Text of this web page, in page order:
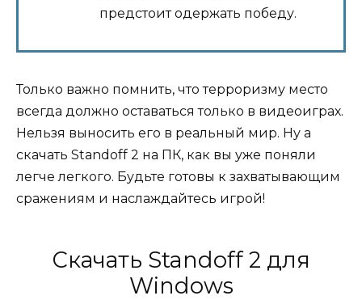
предстоит одержать победу.
Только важно помнить, что терроризму место
всегда должно оставаться только в видеоиграх.
Нельзя выносить его в реальный мир. Ну а
скачать Standoff 2 на ПК, как вы уже поняли
легче легкого. Будьте готовы к захватывающим
сражениям и наслаждайтесь игрой!
Скачать Standoff 2 для
Windows